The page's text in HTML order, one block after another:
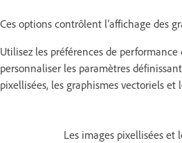
Ces options contrôlent l’affichage des
Utilisez les préférences de
personnaliser les paramètres
pixellisées, les graphismes vectoriels et
Les images pixellisées et